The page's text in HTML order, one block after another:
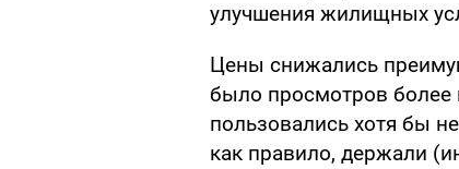
улучшения жилищных
Цены снижались
было просмотров
пользовались хотя бы
как правило, держали